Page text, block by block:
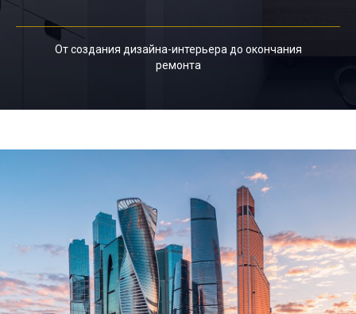
От создания дизайна-интерьера до окончания
ремонта